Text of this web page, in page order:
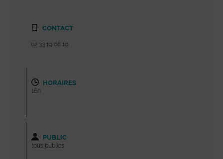
CONTACT
02 33 19 08 10
HORAIRES
16h
PUBLIC
tous publics